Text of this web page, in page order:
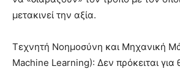
μετακινεί την αξία.
Τεχνητή Νοημοσύνη και Μηχανική
Machine Learning): Δεν πρόκειται για